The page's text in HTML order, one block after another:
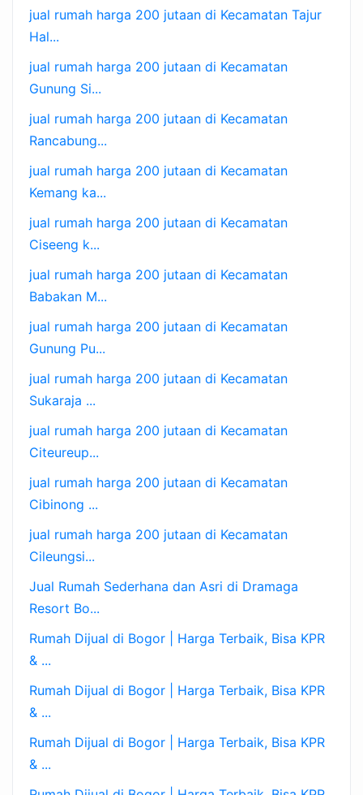
jual rumah harga 200 jutaan di Kecamatan Tajur
Hal...
jual rumah harga 200 jutaan di Kecamatan
Gunung Si...
jual rumah harga 200 jutaan di Kecamatan
Rancabung...
jual rumah harga 200 jutaan di Kecamatan
Kemang ka...
jual rumah harga 200 jutaan di Kecamatan
Ciseeng k...
jual rumah harga 200 jutaan di Kecamatan
Babakan M...
jual rumah harga 200 jutaan di Kecamatan
Gunung Pu...
jual rumah harga 200 jutaan di Kecamatan
Sukaraja ...
jual rumah harga 200 jutaan di Kecamatan
Citeureup...
jual rumah harga 200 jutaan di Kecamatan
Cibinong ...
jual rumah harga 200 jutaan di Kecamatan
Cileungsi...
Jual Rumah Sederhana dan Asri di Dramaga
Resort Bo...
Rumah Dijual di Bogor | Harga Terbaik, Bisa KPR
& ...
Rumah Dijual di Bogor | Harga Terbaik, Bisa KPR
& ...
Rumah Dijual di Bogor | Harga Terbaik, Bisa KPR
& ...